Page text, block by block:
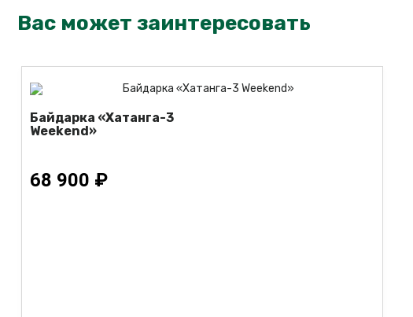
Вас может заинтересовать
Байдарка «Хатанга-3
Weekend»
68 900 ₽